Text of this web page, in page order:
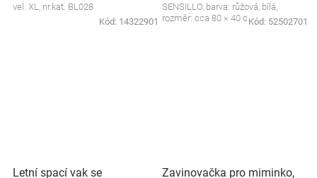
vel. XL, nr.kat. BL028
Kód: 14322901
SENSILLO, barva: růžová, bílá,
rozměr: cca 80 × 40 cmKód: 52502701
Letní spací vak se
Zavinovačka pro miminko,